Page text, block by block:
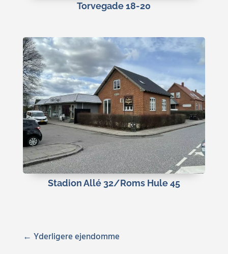
Torvegade 18-20
Stadion Allé 32/Roms Hule 45